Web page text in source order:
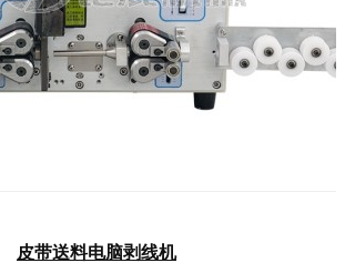
皮带送料电脑剥线机